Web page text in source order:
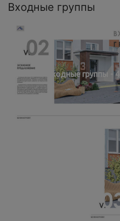
Входные группы
Входные группы - 4